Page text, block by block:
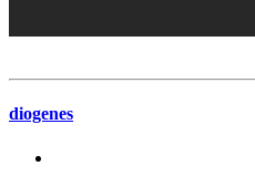
diogenes